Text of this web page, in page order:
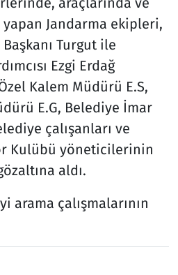
Jandarma ekipleri,
Turgut ile
Ezgi Erdağ
Kalem Müdürü E.S,
E.G, Belediye İmar
çalışanları ve
Kulübü yöneticilerinin
aldı.
arama çalışmalarının